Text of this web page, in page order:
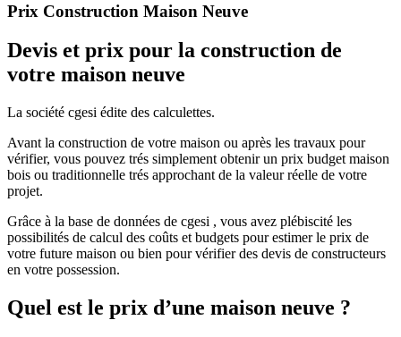
Prix Construction Maison Neuve
Devis et prix pour la construction de
votre maison neuve
La société cgesi édite des calculettes.
Avant la construction de votre maison ou après les travaux pour
vérifier, vous pouvez trés simplement obtenir un prix budget maison
bois ou traditionnelle trés approchant de la valeur réelle de votre
projet.
Grâce à la base de données de cgesi , vous avez plébiscité les
possibilités de calcul des coûts et budgets pour estimer le prix de
votre future maison ou bien pour vérifier des devis de constructeurs
en votre possession.
Quel est le prix d’une maison neuve ?